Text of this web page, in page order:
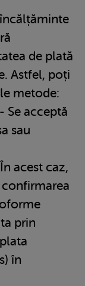
de plată
Astfel, poți
metode:
Se acceptă
sau
acest caz,
confirmarea
prin
în